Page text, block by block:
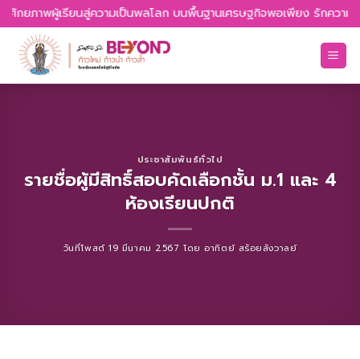
Skip
to
content
นสู่ความเป็นพลโลก บนพื้นฐานเศรษฐกิจพอเพียง รักความเป็นไทย รู้เ
ประชาสัมพันธ์ทั่วไป
รายชื่อผู้มีสิทธิ์สอบคัดเลือกชั้น ม.1 และ 4
ห้องเรียนปกติ
วันที่โพสต์19 มีนาคม 2567 โดยอาทิตย์ สร้อยสังวาลย์